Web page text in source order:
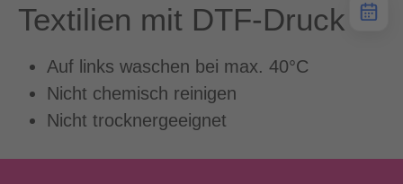
Textilien mit DTF-Druck
Auf links waschen bei max. 40°C
Nicht chemisch reinigen
Nicht trocknergeeignet